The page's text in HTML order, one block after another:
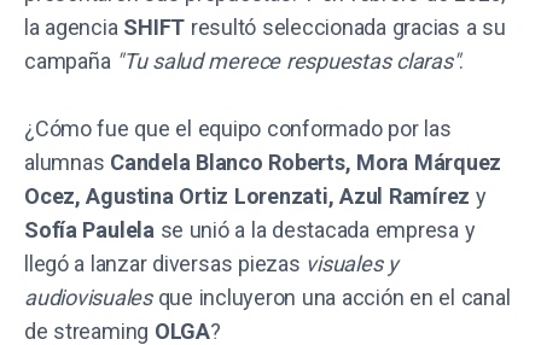
la agencia SHIFT resultó seleccionada gracias a su
campaña "Tu salud merece respuestas claras".
¿Cómo fue que el equipo conformado por las
alumnas Candela Blanco Roberts, Mora Márquez
Ocez, Agustina Ortiz Lorenzati, Azul Ramírez y
Sofía Paulela se unió a la destacada empresa y
llegó a lanzar diversas piezas visuales y
audiovisualesque incluyeron una acción en el canal
de streaming OLGA?